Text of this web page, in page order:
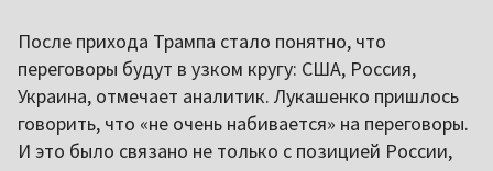
После прихода Трампа стало понятно, что
переговоры будут в узком кругу: США, Россия,
Украина, отмечает аналитик. Лукашенко пришлось
говорить, что «не очень набивается» на переговоры.
И это было связано не только с позицией России,